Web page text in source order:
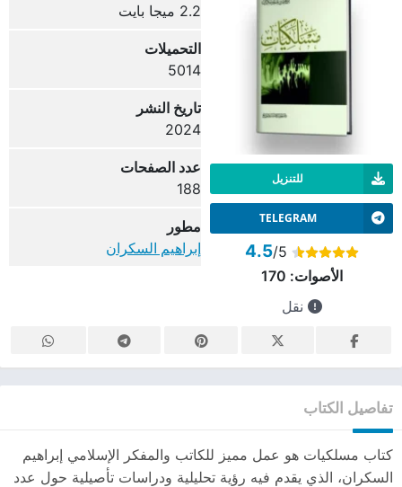
للتنزيل
TELEGRAM
4.5/5
الأصوات: 170
نقل
2.2 ميجا بايت
التحميلات
5014
تاريخ النشر
2024
عدد الصفحات
188
مطور
إبراهيم السكران
تفاصيل الكتاب
كتاب مسلكيات هو عمل مميز للكاتب والمفكر الإسلامي إبراهيم
السكران، الذي يقدم فيه رؤية تحليلية ودراسات تأصيلية حول عدد